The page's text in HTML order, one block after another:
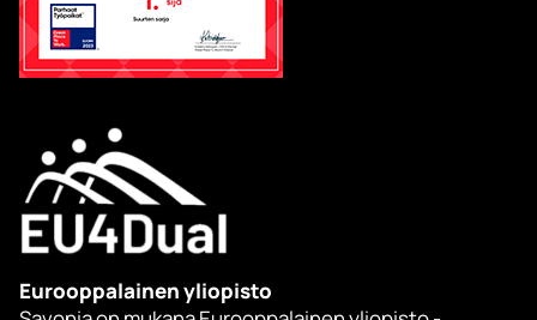
Eurooppalainen yliopisto